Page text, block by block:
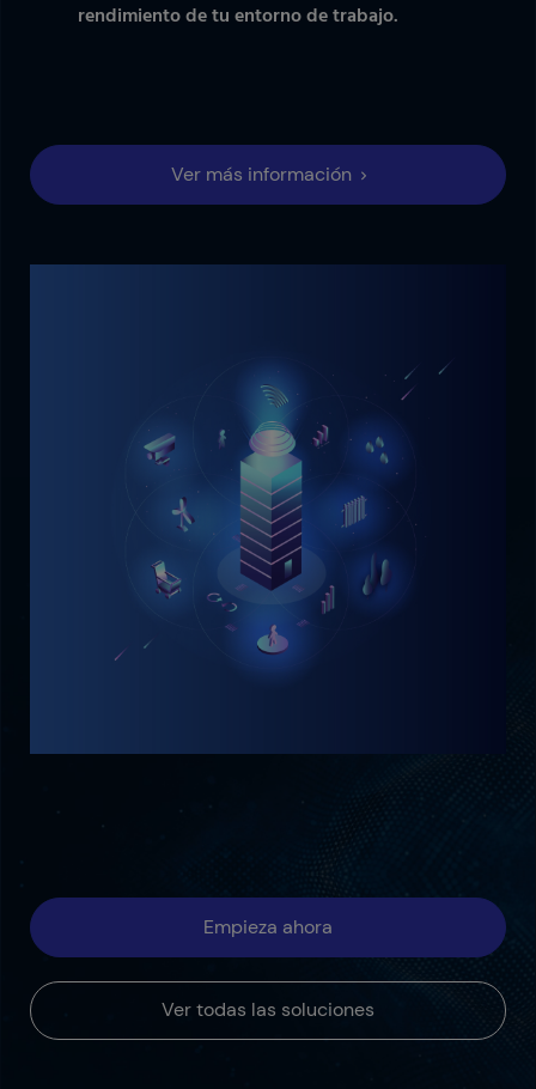
rendimiento de tu entorno de trabajo.
Ver más información
Empieza ahora
Ver todas las soluciones